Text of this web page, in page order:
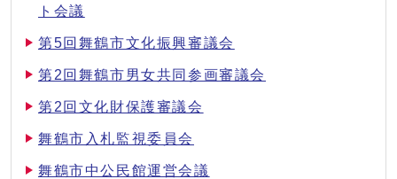
ト会議
第5回舞鶴市文化振興審議会
第2回舞鶴市男女共同参画審議会
第2回文化財保護審議会
舞鶴市入札監視委員会
舞鶴市中公民館運営会議